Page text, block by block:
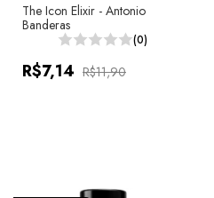
The Icon Elixir - Antonio
Banderas
(0)
R$7,14 R$11,90